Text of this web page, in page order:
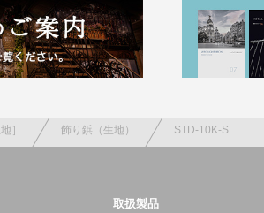
］ 飾り鋲（生地） STD-10K-S
取扱製品